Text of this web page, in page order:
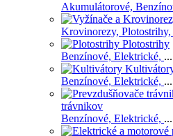
Akumulátorové,
Krovinorezy, Plotostrihy,
Plotostrihy
Benzínové, Elektrické, ...
Benzínové, Elektrické, ...
trávnikov
Benzínové, Elektrické, ...